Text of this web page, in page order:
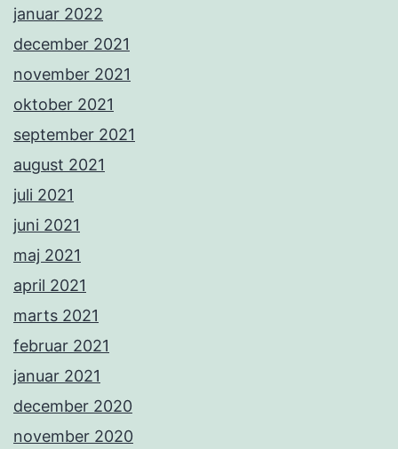
januar 2022
december 2021
november 2021
oktober 2021
september 2021
august 2021
juli 2021
juni 2021
maj 2021
april 2021
marts 2021
februar 2021
januar 2021
december 2020
november 2020